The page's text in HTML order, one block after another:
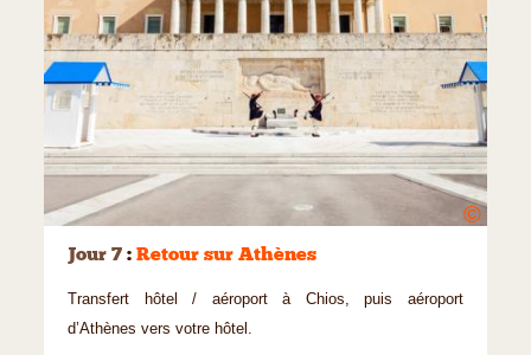
©
Jour 7 : Retour sur Athènes
Transfert hôtel / aéroport à Chios, puis aéroport
d’Athènes vers votre hôtel.